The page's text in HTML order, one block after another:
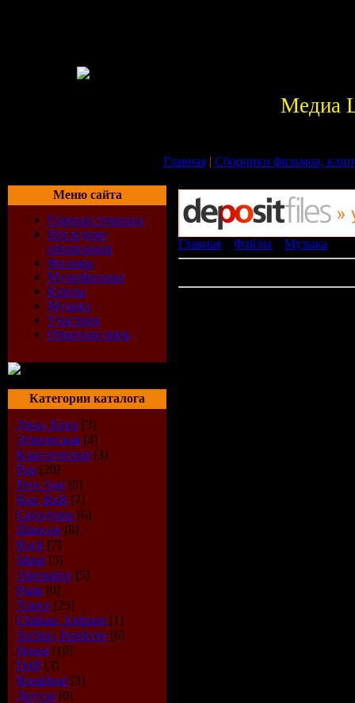
Медиа
Главная| Сборники фильмов,
Меню сайта
Главная страница
Последние
обновления
Фильмы
Мультфильмы
Клипы
Музыка
Участник
Обратная связь
Категории каталога
Джаз, Блюз [3]
Этническая [4]
Классическая [3]
Pop [20]
New Age [0]
Rap, RnB [7]
Саундтрек [6]
Шансон [8]
Rock [7]
Metal [3]
Alternative [5]
Punk [0]
Trance [25]
Chillout, Ambient [1]
Techno, Hardcore [6]
House [10]
DnB [3]
Breakbeat [3]
Другое [0]
Главная Файлы Музыка